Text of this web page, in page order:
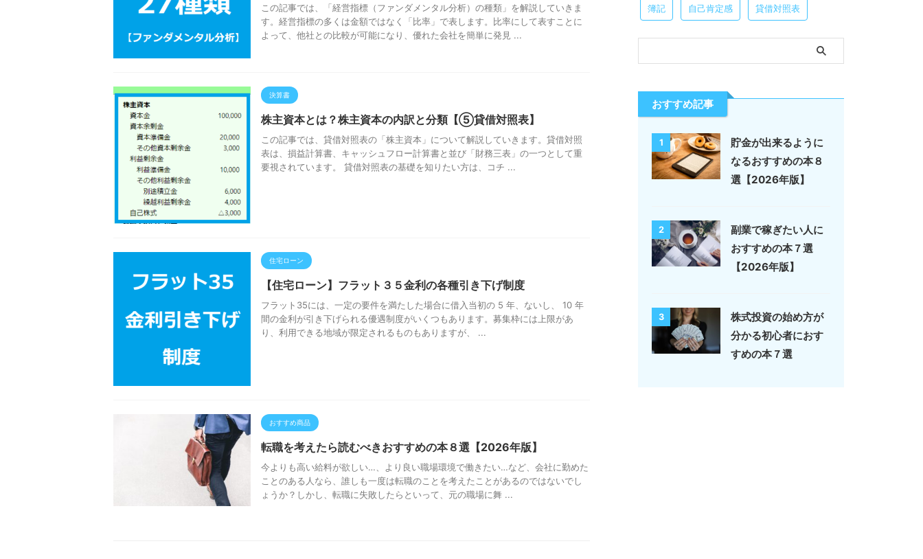
この記事では、「経営指標（ファンダメンタル分析）の種類」を解説していきま
す。経営指標の多くは金額ではなく「比率」で表します。比率にして表すことに
よって、他社との比較が可能になり、優れた会社を簡単に発見 ...
決算書
株主資本とは？株主資本の内訳と分類【⑤貸借対照表】
この記事では、貸借対照表の「株主資本」について解説していきます。貸借対照
表は、損益計算書、キャッシュフロー計算書と並び「財務三表」の一つとして重
要視されています。 貸借対照表の基礎を知りたい方は、コチ ...
住宅ローン
【住宅ローン】フラット３５金利の各種引き下げ制度
フラット35には、一定の要件を満たした場合に借入当初の 5 年、ないし、 10 年
間の金利が引き下げられる優遇制度がいくつもあります。募集枠には上限があ
り、利用できる地域が限定されるものもありますが、 ...
おすすめ商品
転職を考えたら読むべきおすすめの本８選【2026年版】
今よりも高い給料が欲しい…、より良い職場環境で働きたい…など、会社に勤めた
ことのある人なら、誰しも一度は転職のことを考えたことがあるのではないでし
ょうか？しかし、転職に失敗したらといって、元の職場に舞 ...
簿記 自己肯定感 貸借対照表
おすすめ記事
1
貯金が出来るように
なるおすすめの本８
選【2026年版】
2
副業で稼ぎたい人に
おすすめの本７選
【2026年版】
3
株式投資の始め方が
分かる初心者におす
すめの本７選